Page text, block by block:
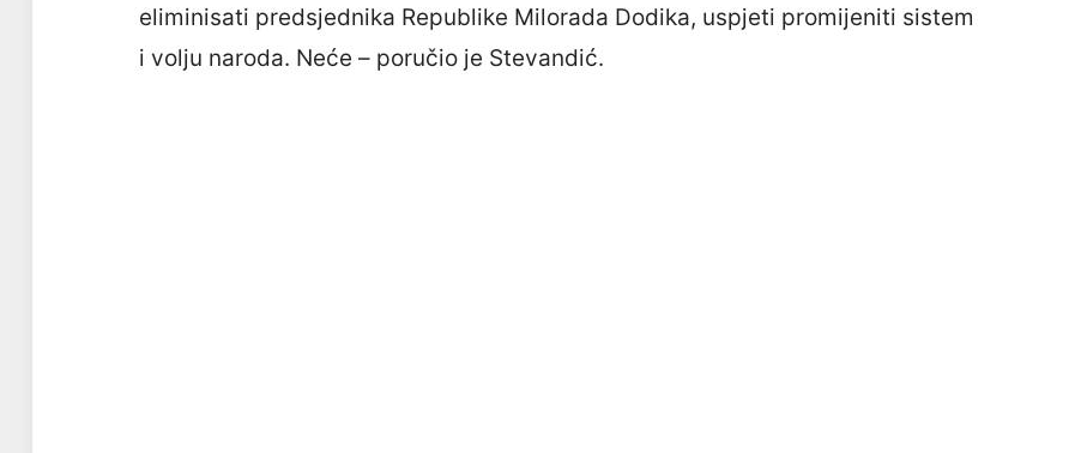
eliminisati predsjednika Republike Milorada Dodika, uspjeti promijeniti sistem
i volju naroda. Neće – poručio je Stevandić.